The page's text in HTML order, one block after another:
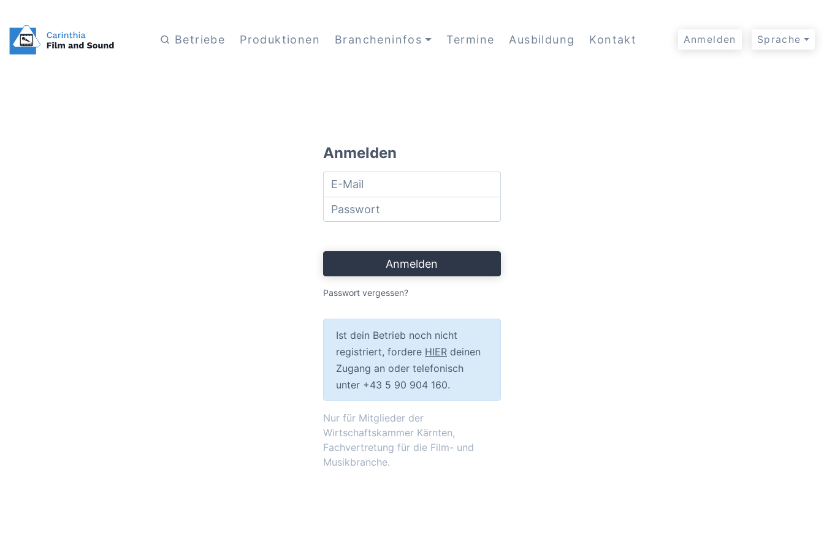
Anmelden Sprache
Betriebe Produktionen Brancheninfos Termine Ausbildung Kontakt
Anmelden
Anmelden
Passwort vergessen?
Ist dein Betrieb noch nicht
registriert, fordere HIERdeinen
Zugang an oder telefonisch
unter +43 5 90 904 160.
Nur für Mitglieder der
Wirtschaftskammer Kärnten,
Fachvertretung für die Film- und
Musikbranche.